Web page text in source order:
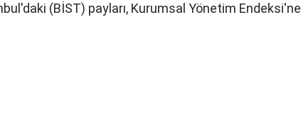
(BİST) payları, Kurumsal Yönetim Endeksi'ne